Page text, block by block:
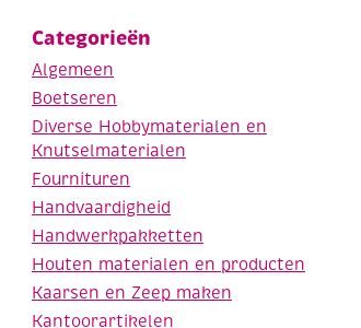
Categorieën
Algemeen
Boetseren
Diverse Hobbymaterialen en
Knutselmaterialen
Fournituren
Handvaardigheid
Handwerkpakketten
Houten materialen en producten
Kaarsen en Zeep maken
Kantoorartikelen